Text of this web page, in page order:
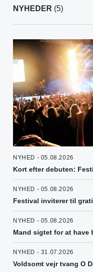
NYHEDER (5)
NYHED - 05.08.2026
Kort efter debuten:
NYHED - 05.08.2026
Festival inviterer til
NYHED - 05.08.2026
Mand sigtet for at have
NYHED - 31.07.2026
Voldsomt vejr tvang O